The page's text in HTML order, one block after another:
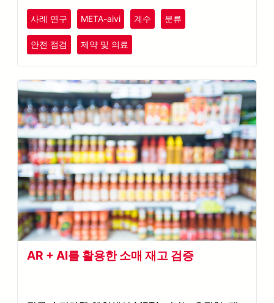
사례 연구 META-aivi 계수 분류
안전 점검 제약 및 의료
AR + AI를 활용한 소매 재고 검증